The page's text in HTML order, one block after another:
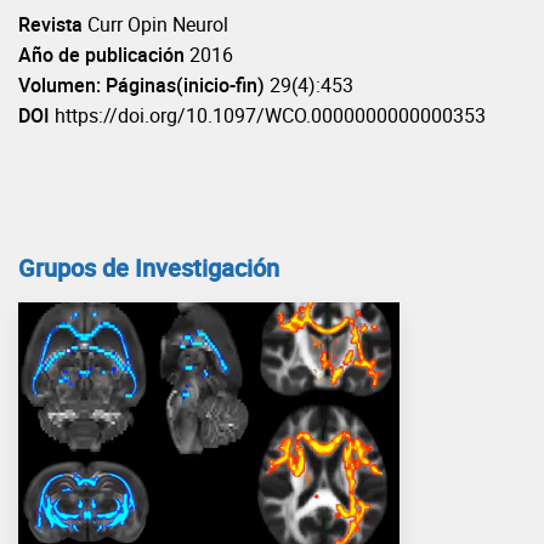
Revista Curr Opin Neurol
Año de publicación 2016
Volumen: Páginas(inicio-fin) 29(4):453
DOI https://doi.org/10.1097/WCO.0000000000000353
Grupos de Investigación